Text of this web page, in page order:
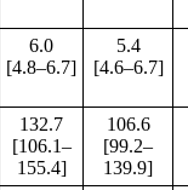
6.0
[4.8–6.7]
5.4
[4.6–6.7]
132.7
[106.1–
155.4]
106.6
[99.2–
139.9]